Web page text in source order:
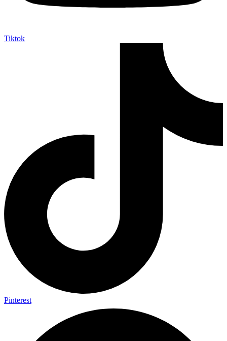
Tiktok
Pinterest